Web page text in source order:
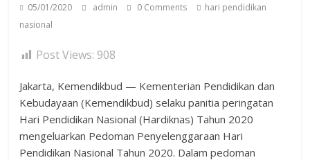
05/01/2020 admin 0 Comments
hari pendidikan
nasional
Post Views: 908
Jakarta, Kemendikbud — Kementerian Pendidikan dan
Kebudayaan (Kemendikbud) selaku panitia peringatan
Hari Pendidikan Nasional (Hardiknas) Tahun 2020
mengeluarkan Pedoman Penyelenggaraan Hari
Pendidikan Nasional Tahun 2020. Dalam pedoman